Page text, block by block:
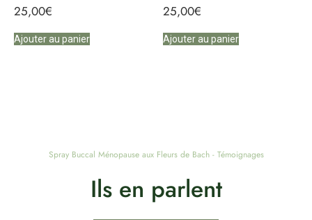
25,00€
Ajouter au panier
25,00€
Ajouter au panier
Spray Buccal Ménopause aux Fleurs de Bach - Témoignages
Ils en parlent